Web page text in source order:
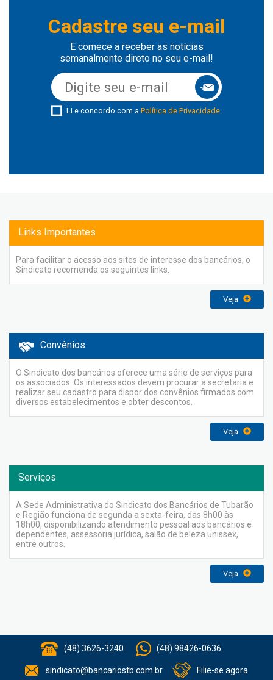
Cadastre seu e-mail
E comece a receber as notícias
semanalmente direto no seu e-mail!
Li e concordo com a Política de Privacidade.
Links Importantes
Para facilitar o acesso aos sites de interesse dos bancários, o
Sindicato recomenda os seguintes links:
Veja
Convênios
O Sindicato dos bancários oferece uma série de serviços para
os associados. Os interessados devem procurar a secretaria e
realizar seu cadastro para dispor dos convênios firmados com
diversos estabelecimentos e obter descontos.
Veja
Serviços
A Sede Administrativa do Sindicato dos Bancários de Tubarão
e Região funciona de segunda a sexta-feira, das 8h00 às
18h00, disponibilizando atendimento pessoal aos bancários e
dependentes, assessoria jurídica, salão de beleza unissex,
entre outros.
Veja
(48) 3626-3240 (48) 98426-0636
sindicato@bancariostb.com.br Filie-se agora